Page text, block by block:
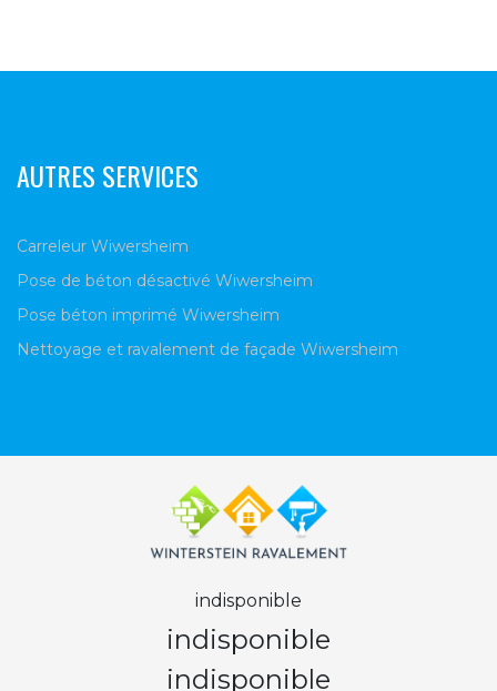
AUTRES SERVICES
Carreleur Wiwersheim
Pose de béton désactivé Wiwersheim
Pose béton imprimé Wiwersheim
Nettoyage et ravalement de façade Wiwersheim
indisponible
indisponible
indisponible